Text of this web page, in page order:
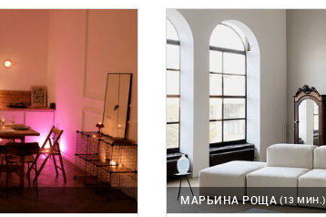
(13 МИН.)
МАРЬИНА РОЩА